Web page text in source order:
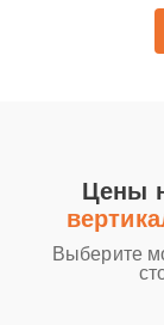
Цены
Выберите